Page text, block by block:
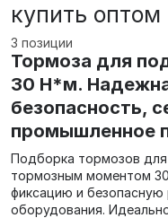
купить
3 позиции
Тормоза для
30 Н*м.
безопасность,
промышленное
Подборка тормозов
тормозным моментом
фиксацию и безопасную
оборудования.